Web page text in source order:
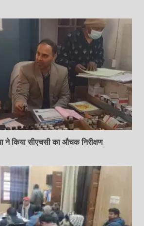
ने किया सीएचसी का औचक निरीक्षण